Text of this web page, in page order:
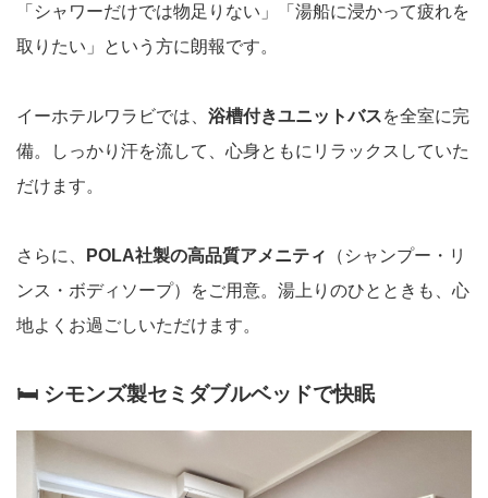
「シャワーだけでは物足りない」「湯船に浸かって疲れを
取りたい」という方に朗報です。
イーホテルワラビでは、 浴槽付きユニットバスを全室に完
備。しっかり汗を流して、心身ともにリラックスしていた
だけます。
さらに、 POLA社製の高品質アメニティ
（シャンプー・リ
ンス・ボディソープ）をご用意。湯上りのひとときも、心
地よくお過ごしいただけます。
🛏 シモンズ製セミダブルベッドで快眠